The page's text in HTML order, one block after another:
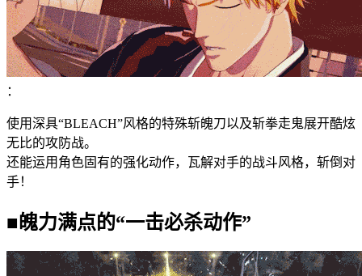
：
使用深具“BLEACH”风格的特殊斩魄刀以及斩拳走鬼展开酷炫
无比的攻防战。
还能运用角色固有的强化动作，瓦解对手的战斗风格，斩倒对
手！
■魄力满点的“一击必杀动作”